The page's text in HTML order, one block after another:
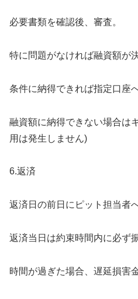
必要書類を確認後、審査。
特に問題がなければ融資額が
条件に納得できれば指定口座
融資額に納得できない場合は
用は発生しません)
6.返済
返済日の前日にピット担当者
返済当日は約束時間内に必ず振
時間が過ぎた場合、遅延損害